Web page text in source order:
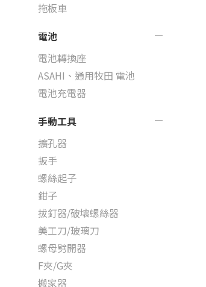
拖板車
電池
電池轉換座
ASAHI、通用牧田 電池
電池充電器
手動工具
擴孔器
扳手
螺絲起子
鉗子
拔釘器/破壞螺絲器
美工刀/玻璃刀
螺母劈開器
F夾/G夾
搬家器